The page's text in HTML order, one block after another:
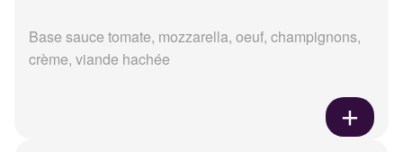
Base sauce tomate, mozzarella, oeuf, champignons,
crème, viande hachée